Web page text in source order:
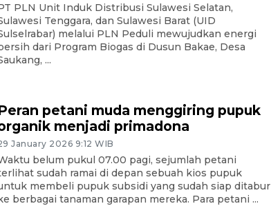
PLN Unit Induk Distribusi Sulawesi Selatan,
Tenggara, dan Sulawesi Barat (UID
melalui PLN Peduli mewujudkan energi
dari Program Biogas di Dusun Bakae, Desa
...
petani muda menggiring pupuk
menjadi primadona
January 2026 9:12 WIB
belum pukul 07.00 pagi, sejumlah petani
sudah ramai di depan sebuah kios pupuk
membeli pupuk subsidi yang sudah siap ditabur
berbagai tanaman garapan mereka. Para petani ...